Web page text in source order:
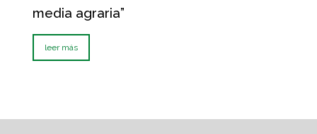
media agraria”
leer más